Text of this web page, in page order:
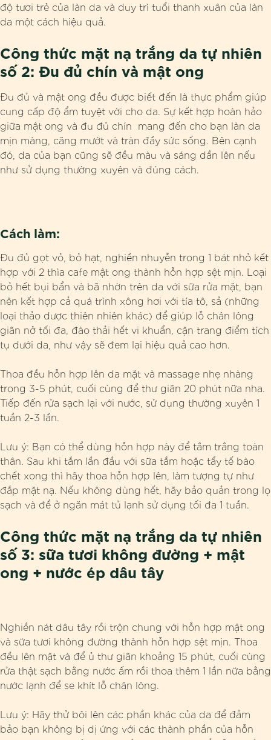
độ tươi trẻ của làn da và duy trì tuổi thanh xuân của làn
da một cách hiệu quả.
Công thức mặt nạ trắng da tự nhiên
số 2: Đu đủ chín và mật ong
Đu đủ và mật ong đều được biết đến là thực phẩm giúp
cung cấp độ ẩm tuyệt vời cho da. Sự kết hợp hoàn hảo
giữa mật ong và đu đủ chín mang đến cho bạn làn da
mịn màng, căng mướt và tràn đầy sức sống. Bên cạnh
đó, da của bạn cũng sẽ đều màu và sáng dần lên nếu
như sử dụng thường xuyên và đúng cách.
Cách làm:
Đu đủ gọt vỏ, bỏ hạt, nghiền nhuyễn trong 1 bát nhỏ kết
hợp với 2 thìa cafe mật ong thành hỗn hợp sệt mịn. Loại
bỏ hết bụi bẩn và bã nhờn trên da với sữa rửa mặt, bạn
nên kết hợp cả quá trình xông hơi với tía tô, sả (những
loại thảo dược thiên nhiên khác) để giúp lỗ chân lông
giãn nở tối đa, đào thải hết vi khuẩn, cặn trang điểm tích
tụ dưới da, như vậy sẽ đem lại hiệu quả cao hơn.
Thoa đều hỗn hợp lên da mặt và massage nhẹ nhàng
trong 3-5 phút, cuối cùng để thư giãn 20 phút nữa nha.
Tiếp đến rửa sạch lại với nước, sử dụng thường xuyên 1
tuần 2-3 lần.
Lưu ý: Bạn có thể dùng hỗn hợp này để tắm trắng toàn
thân. Sau khi tắm lần đầu với sữa tắm hoặc tẩy tế bào
chết xong thì hãy thoa hỗn hợp lên, làm tượng tự như
đắp mặt nạ. Nếu không dùng hết, hãy bảo quản trong lọ
sạch và để ở ngăn mát tủ lạnh sử dụng tối đa 1 tuần.
Công thức mặt nạ trắng da tự nhiên
số 3: sữa tươi không đường + mật
ong + nước ép dâu tây
Nghiền nát dâu tây rồi trộn chung với hỗn hợp mật ong
và sữa tươi không đường thành hỗn hợp sệt mịn. Thoa
đều lên mặt và để ủ thư giãn khoảng 15 phút, cuối cùng
rửa thật sạch bằng nước ấm rồi thoa thêm 1 lần nữa bằng
nước lạnh để se khít lỗ chân lông.
Lưu ý: Hãy thử bôi lên các phần khác của da để đảm
bảo bạn không bị dị ứng với các thành phần của hỗn